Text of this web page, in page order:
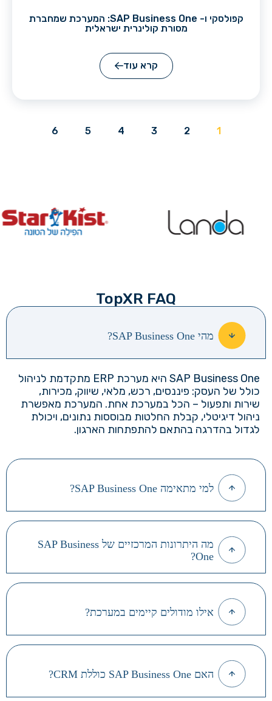
קפולסקי ו- SAP Business One: המערכת שמחברת
מסורת קולינרית ישראלית
קרא עוד
1
2
3
4
5
6
TopXR FAQ
מהי SAP Business One?
SAP Business One היא מערכת ERP מתקדמת לניהול
כולל של העסק: פיננסים, רכש, מלאי, שיווק, מכירות,
שירות ותפעול – הכל במערכת אחת. המערכת מאפשרת
ניהול דיגיטלי, קבלת החלטות מבוססות נתונים, ויכולת
לגדול בהדרגה בהתאם להתפתחות הארגון.
למי מתאימה SAP Business One?
מה היתרונות המרכזיים של SAP Business
One?
אילו מודולים קיימים במערכת?
האם SAP Business One כוללת CRM?